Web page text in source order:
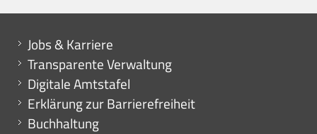
Mini menu di servizio
Jobs & Karriere
Transparente Verwaltung
Digitale Amtstafel
Erklärung zur Barrierefreiheit
Buchhaltung